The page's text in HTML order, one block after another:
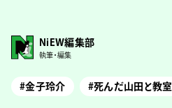
NiEW編集部
執筆・編集
#金子玲介 #死んだ山田と教室